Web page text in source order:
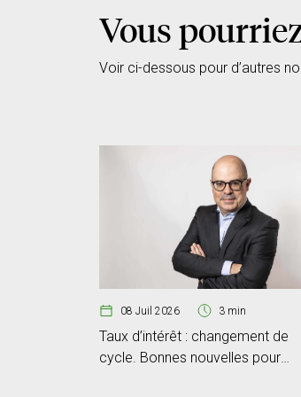
Vous
Voir ci-dessous pour d’autres
08 Juil 2026 3 min
Taux d’intérêt : changement de
cycle. Bonnes nouvelles pour